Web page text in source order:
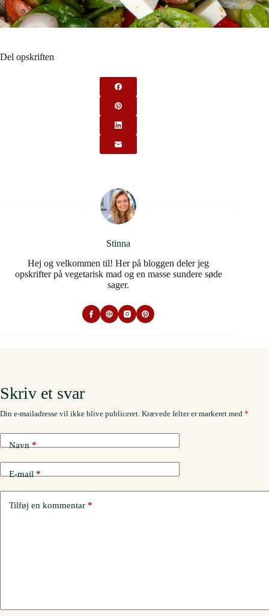
for sociale medier, annonceringspartnere og
analysepartnere. Vores partnere kan kombinere disse
10 third parties
process your information.
Del opskriften
Stinna
Hej og velkommen til! Her på bloggen deler jeg
opskrifter på vegetarisk mad og en masse sundere søde
sager.
Skriv et svar
Din e-mailadresse vil ikke blive publiceret. Krævede felter er markeret med *
Navn*
E-mail*
Tilføj en kommentar *